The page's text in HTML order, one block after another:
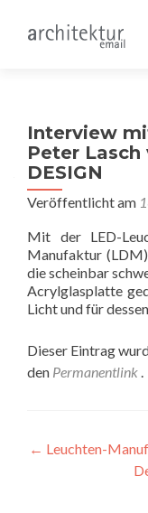
Interview
Peter Lasch
DESIGN
Veröffentlicht am
Mit der LED-
Manufaktur
die scheinbar
Acrylglasplatte
Licht und für
Dieser Eintrag
den Permanentlink .
← Leuchten-